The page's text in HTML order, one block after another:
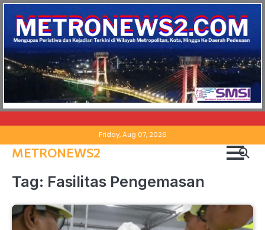
to
content
Friday, Aug 07, 2026
METRONEWS2
Tag: Fasilitas Pengemasan